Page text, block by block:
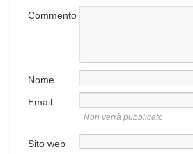
Commento
Nome
Email
Non verrà pubblicato
Sito web